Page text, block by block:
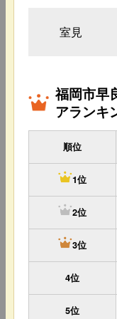
室見
福岡市早
アランキ
順位
1位
2位
3位
4位
5位